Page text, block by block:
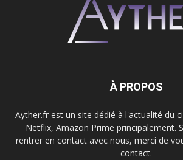
À PROPOS
Ayther.fr est un site dédié à l'actualité du
Netflix, Amazon Prime principalement.
rentrer en contact avec nous, merci de
contact.